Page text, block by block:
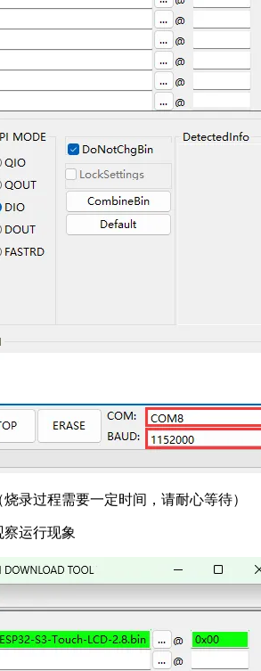
录过程需要一定时间，请耐心等待）
运行现象